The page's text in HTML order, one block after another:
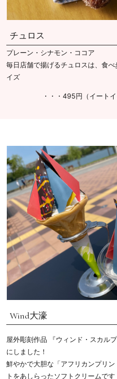
チュロス
プレーン・シナモン・ココア
毎日店舗で揚げるチュロスは、食
イズ
・・・495円（イート
Wind大濠
屋外彫刻作品 『ウィンド・スカル
にしました！
鮮やかで大胆な「アフリカンプリ
トをあしらったソフトクリームです